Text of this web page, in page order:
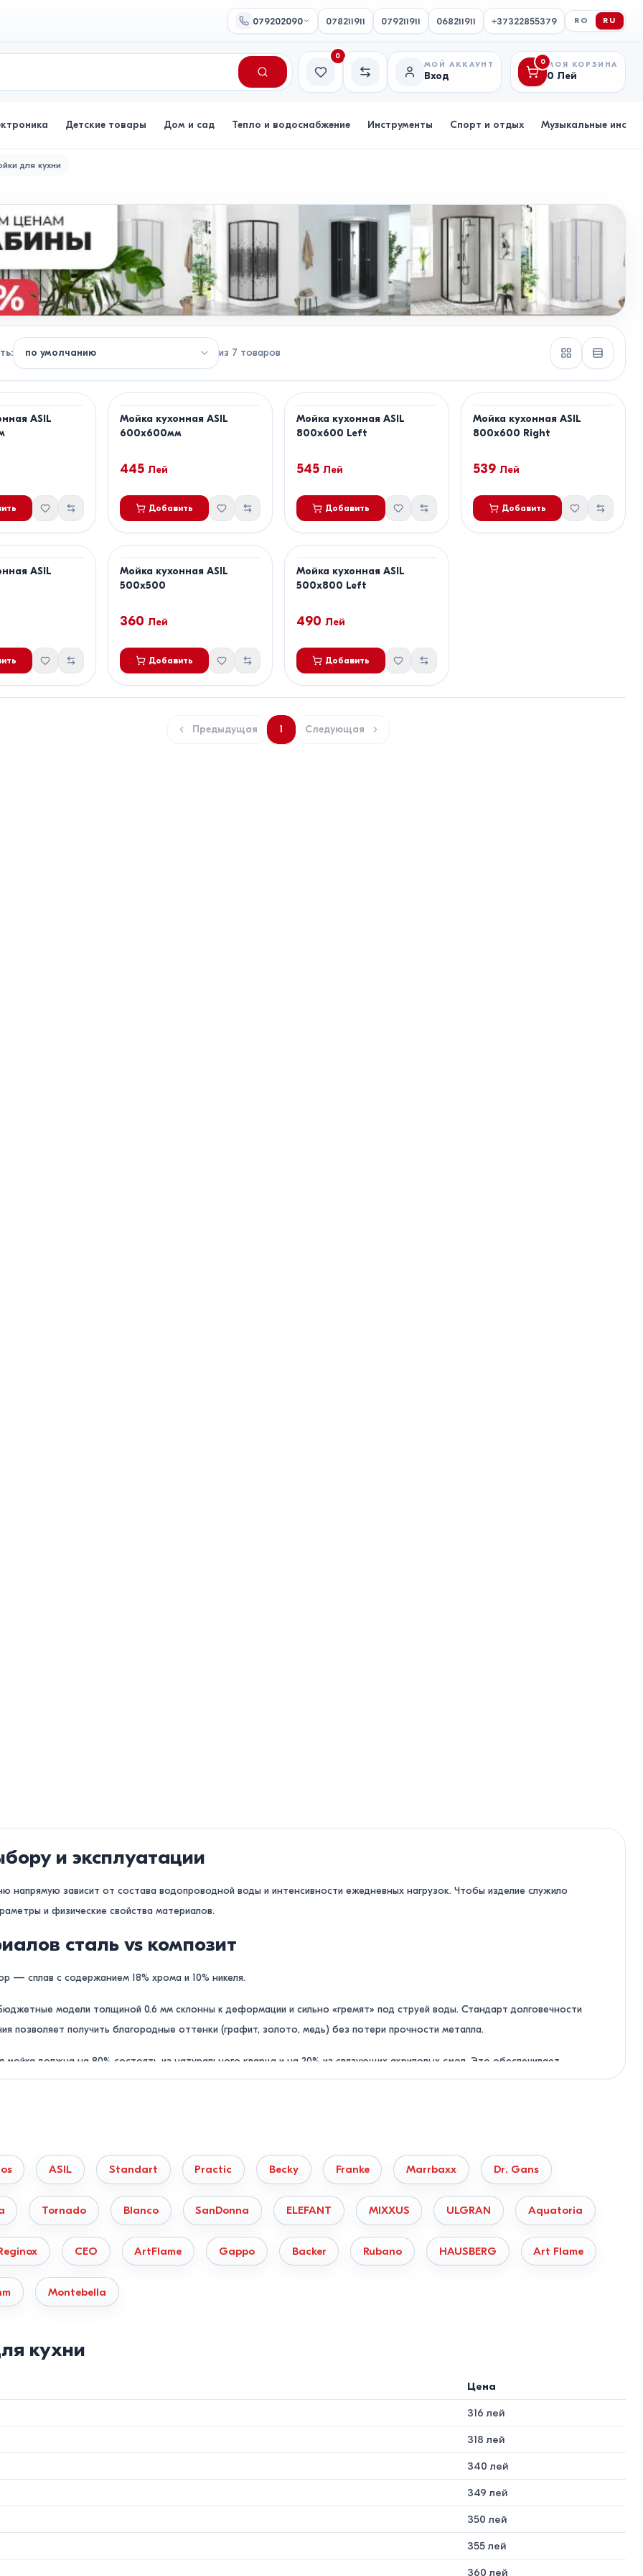
079202090 078211911 079211911 068211911 +37322855379 RO RU
Список желаний
0
Сравнение
МОЙ АККАУНТ
Вход
0 МОЯ КОРЗИНА
0 Лей
Детские товары Дом и сад Тепло и водоснабжение Инструменты Спорт и отдых Музыкальные
для кухни
: из 7 товаров
ASIL
Мойка кухонная ASIL
600x600мм
445 Лей
Добавить
Мойка кухонная ASIL
800x600 Left
545 Лей
Добавить
Мойка кухонная ASIL
800x600 Right
539 Лей
Добавить
ASIL
Мойка кухонная ASIL
500x500
360 Лей
Добавить
Мойка кухонная ASIL
500x800 Left
490 Лей
Добавить
Предыдущая 1 Следующая
и эксплуатации
напрямую зависит от состава водопроводной воды и интенсивности ежедневных нагрузок. Чтобы изделие служило
и физические свойства материалов.
сталь vs композит
— сплав с содержанием 18% хрома и 10% никеля.
модели толщиной 0.6 мм склонны к деформации и сильно «гремят» под струей воды. Стандарт долговечности
позволяет получить благородные оттенки (графит, золото, медь) без потери прочности металла.
мойка должна на 80% состоять из натурального кварца и на 20% из связующих акриловых смол. Это обеспечивает
мытья габаритной посуды:
вспомогательных зон.
воды при мытье кастрюль.
выглядят современно, но требуют более частой чистки. Скругление R25 считается оптимальным для быстрого
сплав 80% Кварц / 20% Смола Обожженная глина
стали Поглощает звуки Минимальный
Абсолютная
ASIL Standart Practic Becky Franke Marrbaxx Dr. Gans
Tornado Blanco SanDonna ELEFANT MIXXUS ULGRAN Aquatoria
CEO ArtFlame Gappo Backer Rubano HAUSBERG Art Flame
Montebella
кухни
Цена
316 лей
318 лей
340 лей
349 лей
350 лей
355 лей
360 лей